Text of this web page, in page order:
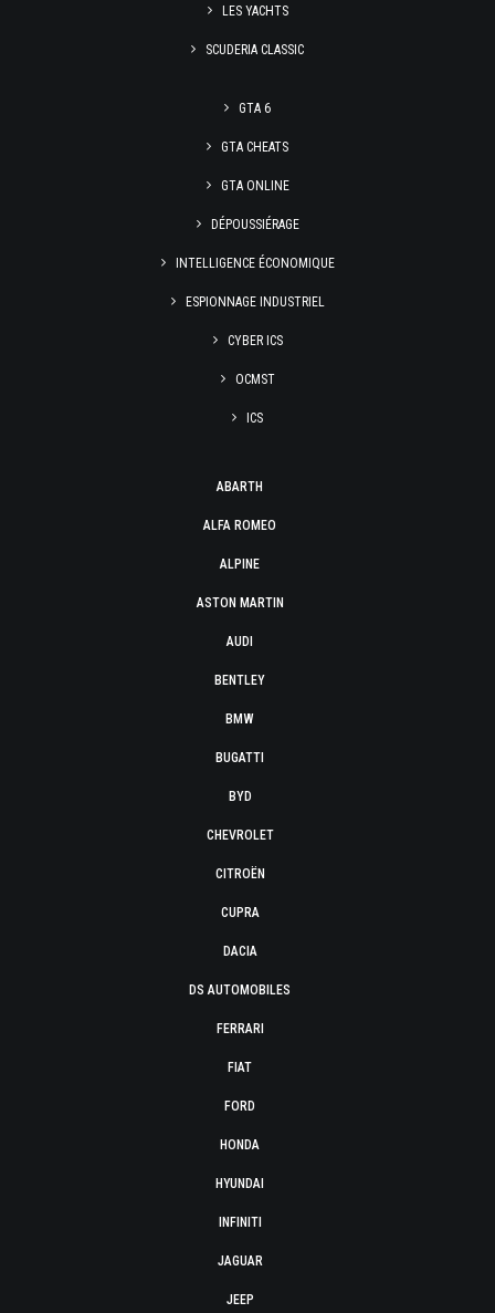
LES YACHTS
SCUDERIA CLASSIC
GTA 6
GTA CHEATS
GTA ONLINE
DÉPOUSSIÉRAGE
INTELLIGENCE ÉCONOMIQUE
ESPIONNAGE INDUSTRIEL
CYBER ICS
OCMST
ICS
ABARTH
ALFA ROMEO
ALPINE
ASTON MARTIN
AUDI
BENTLEY
BMW
BUGATTI
BYD
CHEVROLET
CITROËN
CUPRA
DACIA
DS AUTOMOBILES
FERRARI
FIAT
FORD
HONDA
HYUNDAI
INFINITI
JAGUAR
JEEP